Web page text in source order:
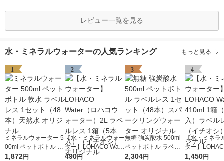
レビュー一覧を見る
水・ミネラルウォーターの人気ランキング もっと見る
1
ミネラルウォーター 5
00ml ペットボトル 軟
水 ラベルレス 1セッ
1,872円
2
【水・ミネラルウォー
ター】LOHACO Wate
r（ロハコウォータ
490円
3
無糖 強炭酸水 500ml
ペットボトル ラベル
レス 1セット（48本）
2,304円
4
【水・ミネラ
ター】
r 410ml 1箱（
1,450円